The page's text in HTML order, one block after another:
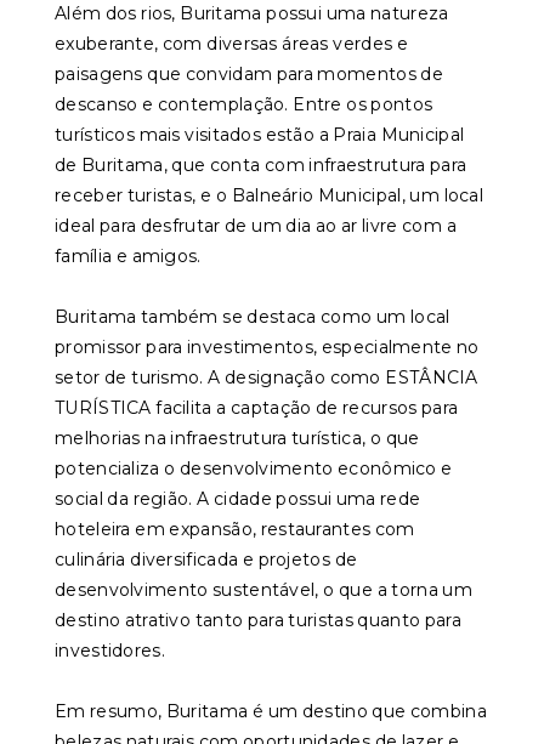
Além dos rios, Buritama possui uma natureza
exuberante, com diversas áreas verdes e
paisagens que convidam para momentos de
descanso e contemplação. Entre os pontos
turísticos mais visitados estão a Praia Municipal
de Buritama, que conta com infraestrutura para
receber turistas, e o Balneário Municipal, um local
ideal para desfrutar de um dia ao ar livre com a
família e amigos.
Buritama também se destaca como um local
promissor para investimentos, especialmente no
setor de turismo. A designação como ESTÂNCIA
TURÍSTICA facilita a captação de recursos para
melhorias na infraestrutura turística, o que
potencializa o desenvolvimento econômico e
social da região. A cidade possui uma rede
hoteleira em expansão, restaurantes com
culinária diversificada e projetos de
desenvolvimento sustentável, o que a torna um
destino atrativo tanto para turistas quanto para
investidores.
Em resumo, Buritama é um destino que combina